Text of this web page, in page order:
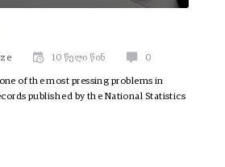
10 წელი წინ 0
of the most pressing problems in
published by the National Statistics